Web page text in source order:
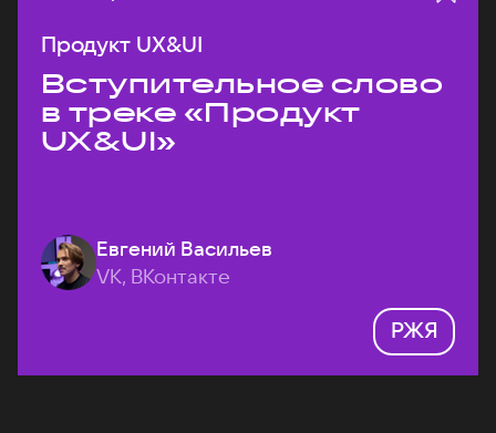
Продукт UX&UI
Вступительное слово
в треке «Продукт
UX&UI»
Евгений Васильев
VK, ВКонтакте
РЖЯ